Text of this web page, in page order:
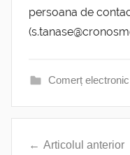
persoana de
Comerț electronic
Articolul anterior